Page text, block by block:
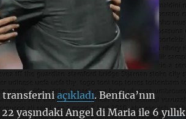
transferini açıkladı. Benfica’nın
yaşındaki Angel di Maria ile 6 yıllık